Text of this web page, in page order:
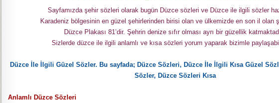
Sayfamızda şehir sözleri olarak bugün Düzce sözleri ve Düzce ile ilgili sözler
Karadeniz bölgesinin en güzel şehirlerinden birisi olan ve ülkemizde en son il olan
Düzce Plakası 81’dir. Şehrin denize sıfır olması ayrı bir güzellik
Sizlerde düzce ile ilgili anlamlı ve kısa sözleri yorum yaparak bizimle
Düzce İle İlgili Güzel Sözler. Bu sayfada; Düzce Sözleri, Düzce İle İlgili Kısa Güzel
Sözler, Düzce Sözleri Kısa
Anlamlı Düzce Sözleri